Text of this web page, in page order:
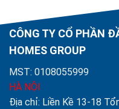
CÔNG TY CỔ PHẦN
HOMES GROUP
MST: 0108055999
HÀ NỘI
Địa chỉ: Liền Kề 13-18